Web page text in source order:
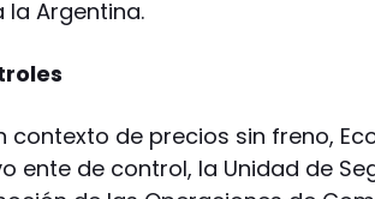
la Argentina.
contexto de precios sin freno,
ente de control, la Unidad de